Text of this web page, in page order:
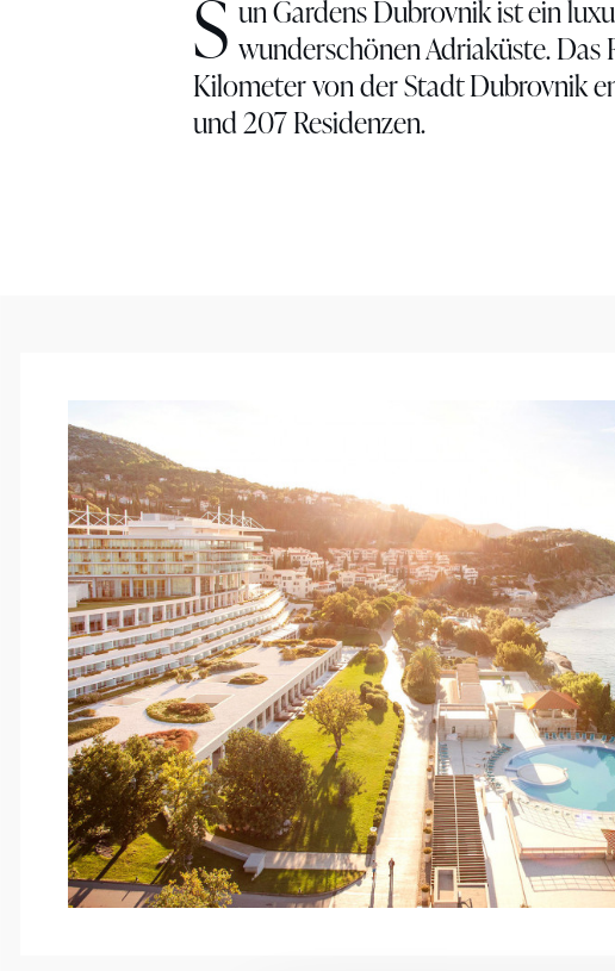
S un Gardens Dubrovnik ist ein
wunderschönen Adriaküste. Das
Kilometer von der Stadt Dubrovnik
und 207 Residenzen.